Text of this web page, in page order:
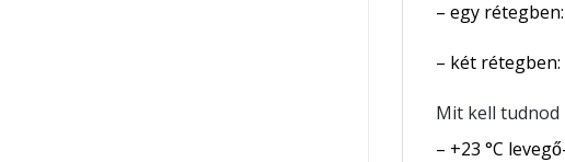
– egy
– két rétegben:
Mit kell tudnod
– +23 °C